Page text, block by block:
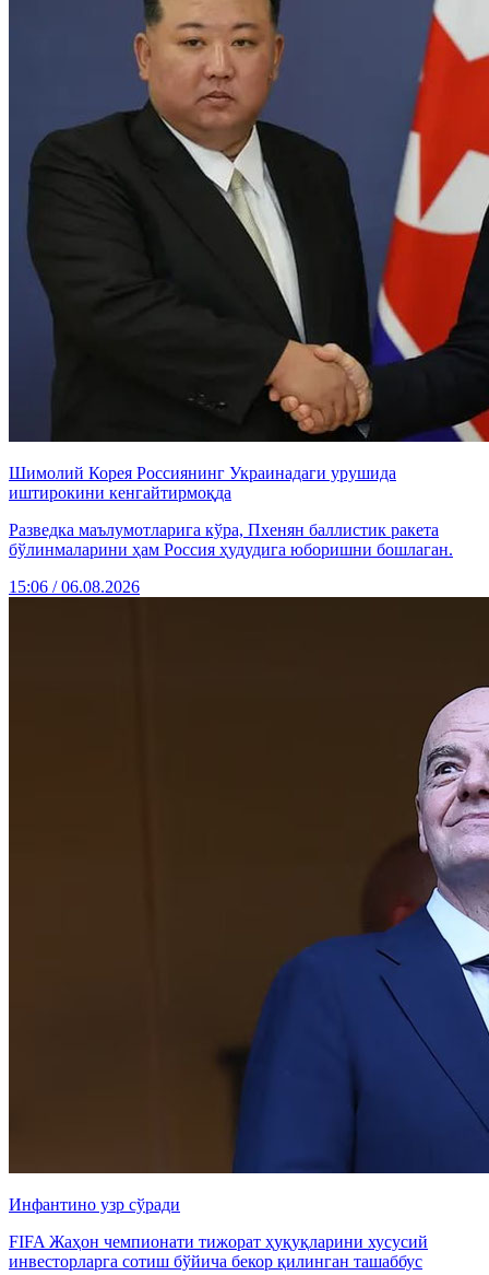
Шимолий Корея Россиянинг Украинадаги урушида
иштирокини кенгайтирмоқда
Разведка маълумотларига кўра, Пхенян баллистик ракета
бўлинмаларини ҳам Россия ҳудудига юборишни бошлаган.
15:06 / 06.08.2026
Инфантино узр сўради
FIFA Жаҳон чемпионати тижорат ҳуқуқларини хусусий
инвесторларга сотиш бўйича бекор қилинган ташаббус